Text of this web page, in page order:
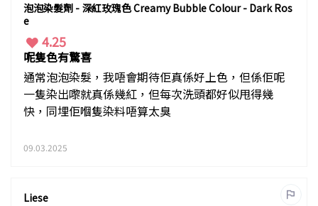
泡泡染髮劑 - 深紅玫瑰色 Creamy Bubble Colour - Dark Ros
e
4.25
呢隻色有驚喜
通常泡泡染髮，我唔會期待佢真係好上色，但係佢呢
一隻染出嚟就真係幾紅，但每次洗頭都好似甩得幾
快，同埋佢嗰隻染料唔算太臭
09.03.2025
Liese